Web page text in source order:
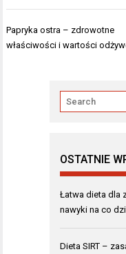
Nawigacja
wpisu
Papryka ostra – zdrowotne
właściwości i wartości
OSTATNIE
Łatwa dieta dla
nawyki na co
Dieta SIRT –